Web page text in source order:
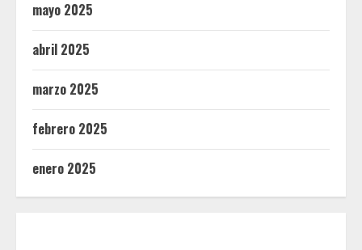
mayo 2025
abril 2025
marzo 2025
febrero 2025
enero 2025